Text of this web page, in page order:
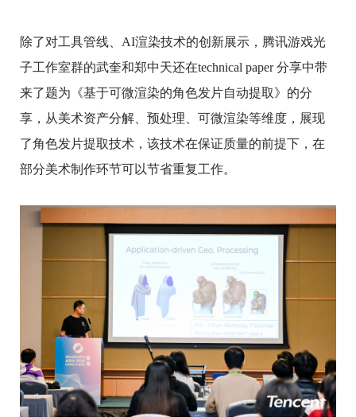
除了对工具管线、AI渲染技术的创新展示，腾讯游戏光
子工作室群的武奎和郑中天还在technical paper 分享中带
来了题为《基于可微渲染的角色发片自动提取》的分
享，从美术资产分解、预处理、可微渲染等维度，展现
了角色发片提取技术，该技术在保证质量的前提下，在
部分美术制作环节可以节省重复工作。